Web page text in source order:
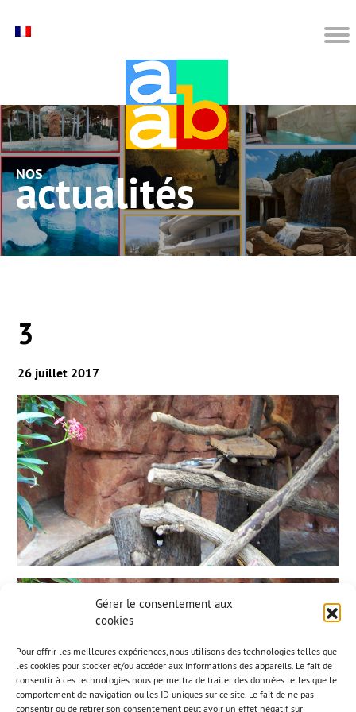
Gérer le consentement aux
cookies
Pour offrir les meilleures expériences, nous utilisons des technologies telles que
les cookies pour stocker et/ou accéder aux informations des appareils. Le fait de
consentir à ces technologies nous permettra de traiter des données telles que le
comportement de navigation ou les ID uniques sur ce site. Le fait de ne pas
consentir ou de retirer son consentement peut avoir un effet négatif sur
nos actualités
3
26 juillet 2017